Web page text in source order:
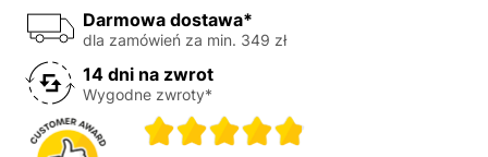
Darmowa dostawa*
dla zamówień za min. 349 zł
14 dni na zwrot
Wygodne zwroty*